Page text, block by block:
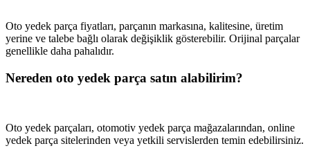
Oto yedek parça fiyatları, parçanın markasına, kalitesine, üretim
yerine ve talebe bağlı olarak değişiklik gösterebilir. Orijinal parçalar
genellikle daha pahalıdır.
Nereden oto yedek parça satın alabilirim?
Oto yedek parçaları, otomotiv yedek parça mağazalarından, online
yedek parça sitelerinden veya yetkili servislerden temin edebilirsiniz.